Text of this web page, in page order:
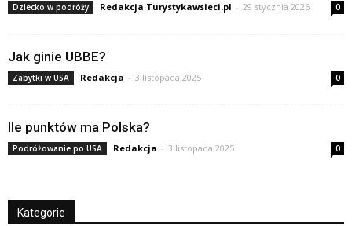
Dziecko w podróży Redakcja Turystykawsieci.pl - 29 stycznia 2026 0
Jak ginie UBBE?
Zabytki w USA Redakcja - 3 listopada 2025 0
Ile punktów ma Polska?
Podróżowanie po USA Redakcja - 3 listopada 2025 0
Kategorie